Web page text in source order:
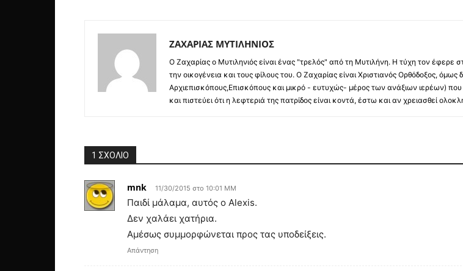
ΖΑΧΑΡΙΑΣ ΜΥΤΙΛΗΝΙΟΣ
O Ζαχαρίας ο Μυτιληνιός είναι ένας "τρελός" από τη Μυτιλήνη. Η τύχη τον έφερε
την οικογένεια και τους φίλους του. Ο Ζαχαρίας είναι Χριστιανός Ορθόδοξος,
Αρχιεπισκόπους,Επισκόπους και μικρό - ευτυχώς- μέρος των ανάξιων ιερέων)
και πιστεύει ότι η λεφτεριά της πατρίδος είναι κοντά, έστω και αν χρειασθεί
1 ΣΧΟΛΙΟ
mnk 11/30/2015 στο 10:01 ΜΜ
Παιδί μάλαμα, αυτός ο Alexis.
Δεν χαλάει χατήρια.
Αμέσως συμμορφώνεται προς τας υποδείξεις.
Απάντηση